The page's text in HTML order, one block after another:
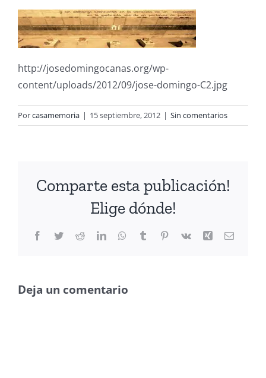
http://josedomingocanas.org/wp-
content/uploads/2012/09/jose-domingo-C2.jpg
Porcasamemoria | 15 septiembre, 2012 | Sin comentarios
Comparte esta publicación!
Elige dónde!
Facebook
TwitterRedditLinkedInWhatsApp
TumblrPinterest
Vk Xing Correo
Deja un comentario